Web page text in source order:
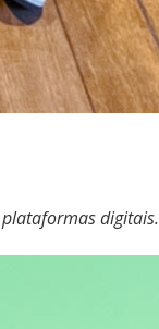
plataformas digitais.